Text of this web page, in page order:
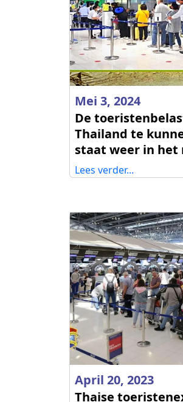
Mei 3, 2024
De
Thailand te
staat weer in het
Lees verder...
April 20, 2023
Thaise